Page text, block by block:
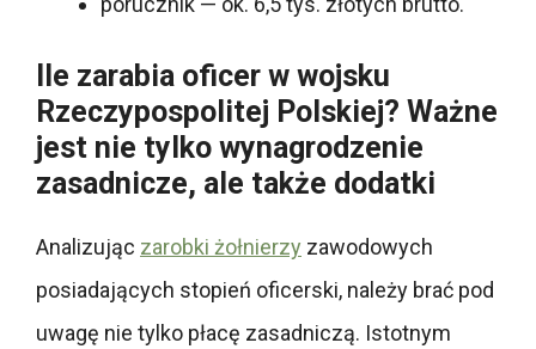
Ile zarabia oficer w wojsku
Rzeczypospolitej Polskiej? Ważne
jest nie tylko wynagrodzenie
zasadnicze, ale także dodatki
Analizując zarobki żołnierzy zawodowych
posiadających stopień oficerski, należy brać pod
uwagę nie tylko płacę zasadniczą. Istotnym